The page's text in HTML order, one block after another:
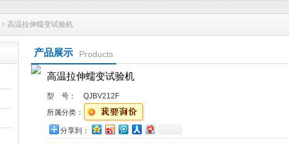
> 高温拉伸蠕变试验机
产品展示 Products
高温拉伸蠕变试验机
型 号：
QJBV212F
所属分类：
分享到：